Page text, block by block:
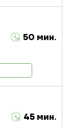
50 мин.
45 мин.